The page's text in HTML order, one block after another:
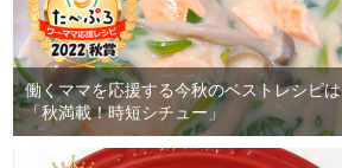
働くママを応援する今秋のベストレシピは
「秋満載！時短シチュー」